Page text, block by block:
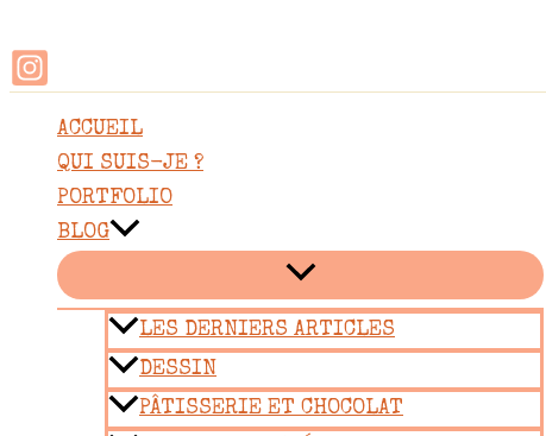
au
contenu
ACCUEIL
QUI SUIS-JE ?
PORTFOLIO
BLOG
LES DERNIERS ARTICLES
DESSIN
PÂTISSERIE ET CHOCOLAT